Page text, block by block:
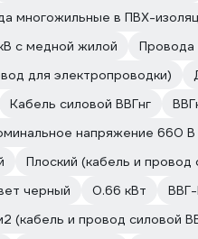
многожильные в ПВХ-
с медной жилой
Провода
для электропроводки)
Кабель силовой ВВГнг
напряжение 660
Плоский (кабель и провод
черный 0.66 кВт
(кабель и провод силовой